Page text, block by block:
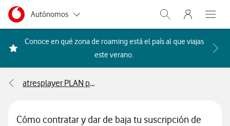
Ir a la pagina principal de vodafone.es
Menu navegación Segmento
Autónomos
Pymes
Abrir buscador.
Menu
Abre
Conoce en qué zona de roaming está el país al que viajas
este verano. Acceder a la FAQ Qué
atresplayer PLAN premium familiar sin anuncios
Cómo contratar y dar de baja tu suscripción de